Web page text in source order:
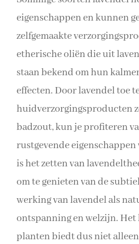
eigenschappen en kunnen
zelfgemaakte
etherische oliën die uit
staan bekend om hun
effecten. Door lavendel toe
huidverzorgingsproducten
badzout, kun je profiteren
rustgevende
is het zetten van
om te genieten van de
werking van lavendel als
ontspanning en welzijn. Het
planten biedt dus niet